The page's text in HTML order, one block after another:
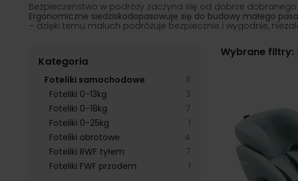
Bezpieczeństwo w podróży zaczyna się od dobrze dobranego
Ergonomiczne siedziskodopasowuje się do budowy małego
– dzięki temu maluch podróżuje bezpiecznie i wygodnie,
Kategoria
Foteliki samochodowe 11
Foteliki 0-13kg
3
Foteliki 0-18kg
7
Foteliki 0-25kg
1 products available
Foteliki obrotowe
4 products available
Foteliki RWF tyłem
7 products available
Foteliki FWF przodem
1 products available
Wybrane filtry: